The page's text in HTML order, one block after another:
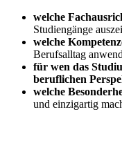
welche
Studiengänge
welche
Berufsalltag
für wen das
beruflichen
welche
und einzigartig